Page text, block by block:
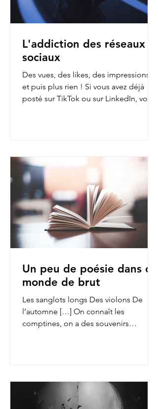
L'addiction des réseaux
sociaux
Des vues, des likes, des impressions…
et puis plus rien ! Si vous avez déjà
posté sur TikTok ou sur LinkedIn, vous
Un peu de poésie dans ce
monde de brut
Les sanglots longs Des violons De
l’automne […] On connaît les
comptines, on a des souvenirs